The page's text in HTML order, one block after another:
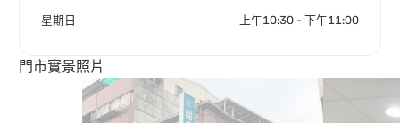
星期日 上午10:30 - 下午11:00
門市實景照片